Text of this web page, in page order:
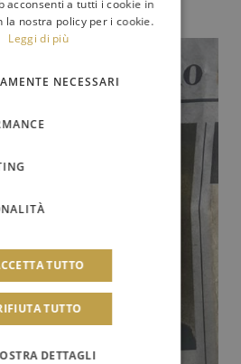
acconsenti a tutti i cookie in
la nostra policy per i cookie.
Leggi di più
NECESSARI
TUTTO
TUTTO
DETTAGLI